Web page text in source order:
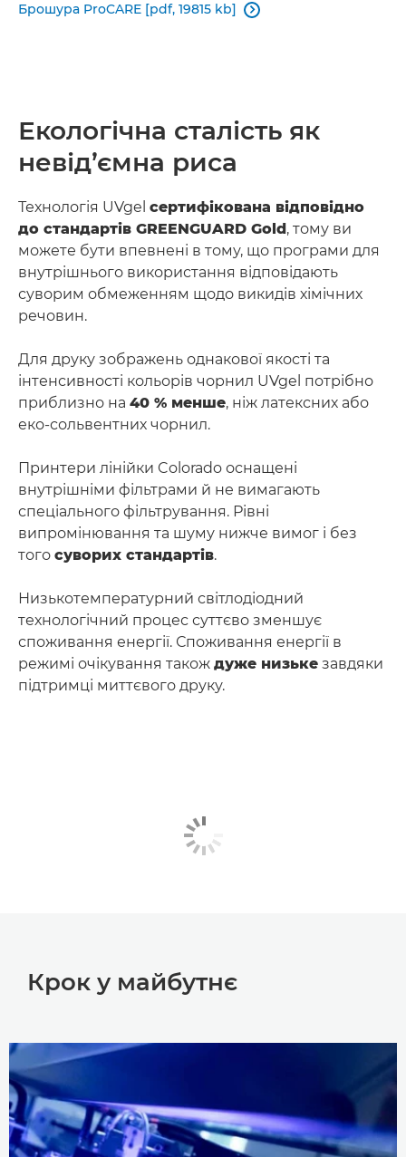
Брошура ProCARE [pdf, 19815 kb] 
Екологічна сталість як
невід’ємна риса
Технологія UVgel сертифікована відповідно
до стандартів GREENGUARD Gold, тому ви
можете бути впевнені в тому, що програми для
внутрішнього використання відповідають
суворим обмеженням щодо викидів хімічних
речовин.
Для друку зображень однакової якості та
інтенсивності кольорів чорнил UVgel потрібно
приблизно на 40 % менше, ніж латексних або
еко-сольвентних чорнил.
Принтери лінійки Colorado оснащені
внутрішніми фільтрами й не вимагають
спеціального фільтрування. Рівні
випромінювання та шуму нижче вимог і без
того суворих стандартів.
Низькотемпературний світлодіодний
технологічний процес суттєво зменшує
споживання енергії. Споживання енергії в
режимі очікування також дуже низьке завдяки
підтримці миттєвого друку.
Крок у майбутнє